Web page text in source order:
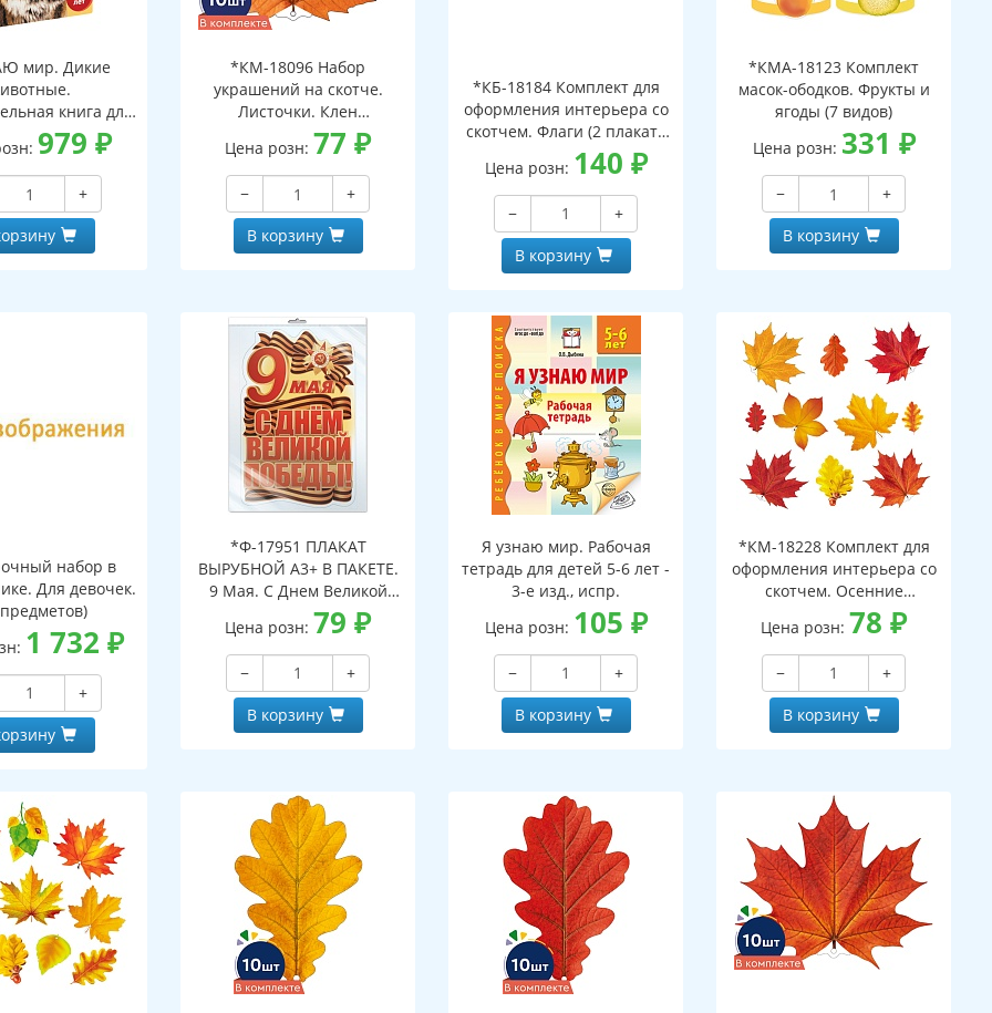
мир. Дикие
книга для
4-8 лет
979 ₽
+
*КМ-18096 Набор
украшений на скотче.
Листочки. Клен
наборе, двухсторонний,
ВД-лак)
Цена розн: 77₽
−
+
В корзину
*КБ-18184 Комплект для
оформления интерьера со
скотчем. Флаги (2 плаката
А3)
Цена розн: 140 ₽
−
+
В корзину
*КМА-18123 Комплект
масок-ободков. Фрукты и
ягоды (7 видов)
Цена розн: 331 ₽
−
+
В корзину
набор в
Для девочек.
1 732 ₽
+
*Ф-17951 ПЛАКАТ
ВЫРУБНОЙ А3+ В ПАКЕТЕ.
9 Мая. С Днем Великой
Победы! (двухсторонний,
ВД-лак, в индивидуальной
упаковке, с европодвесом
и клеевым клапаном)
Цена розн: 79₽
−
+
В корзину
Я узнаю мир. Рабочая
тетрадь для детей 5-6 лет -
3-е изд., испр.
Цена розн: 105 ₽
−
+
В корзину
*КМ-18228 Комплект для
оформления интерьера со
скотчем. Осенние
листочки-2 (10 видов)
Цена розн: 78₽
−
+
В корзину